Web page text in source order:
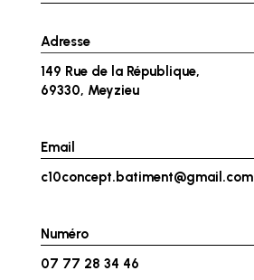
Adresse
149 Rue de la République,
69330, Meyzieu
Email
c10concept.batiment@gmail.com
Numéro
07 77 28 34 46